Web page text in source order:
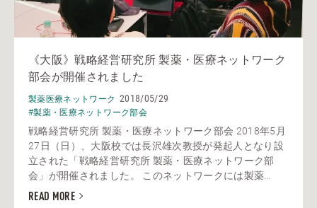
《大阪》戦略経営研究所 製薬・医療ネットワーク
部会が開催されました
製薬医療ネットワーク 2018/05/29
#製薬・医療ネットワーク部会
戦略経営研究所 製薬・医療ネットワーク部会 2018年5月
27日（日）、大阪校では長沢雄次教授が発起人となり設
立された「戦略経営研究所 製薬・医療ネットワーク部
会」が開催されました。 このネットワークには製薬...
READ MORE